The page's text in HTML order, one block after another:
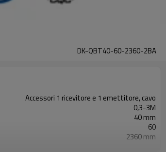
DK-QBT40-60-2360-2BA
Accessori 1 ricevitore e 1 emettitore, cavo
0,3-3M
40 mm
60
2360 mm